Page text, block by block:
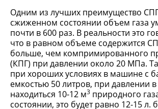
Одним из лучших преимущество
сжиженном состоянии объем газа
почти в 600 раз. В реальности это
что в равном объеме содержится
больше, чем компримированного
(КПГ) при давлении около 20 МПа.
при хороших условиях в машине с
емкостью 50 литров, при давлении
находиться 10-12 м3 природного
состоянии, это будет равно 12-15 л.